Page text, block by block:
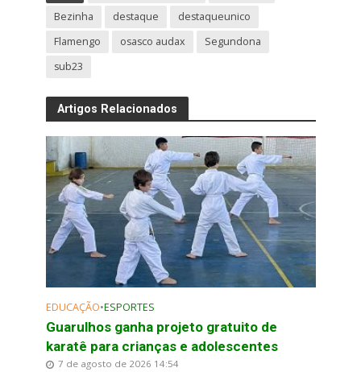
Bezinha
destaque
destaqueunico
Flamengo
osasco audax
Segundona
sub23
Artigos Relacionados
EDUCAÇÃO•ESPORTES
Guarulhos ganha projeto gratuito de
karatê para crianças e adolescentes
7 de agosto de 2026 14:54